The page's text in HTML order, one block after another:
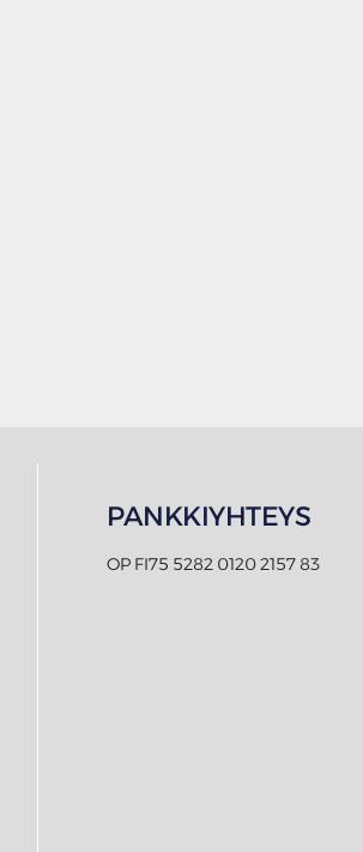
PANKKIYHTEYS
OP FI75 5282 0120 2157 83